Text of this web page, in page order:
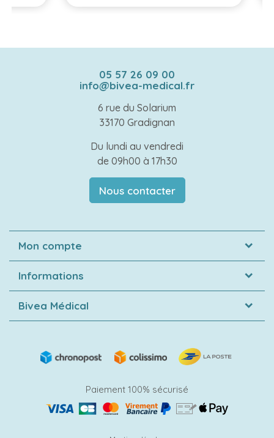
05 57 26 09 00
info@bivea-medical.fr
6 rue du Solarium
33170 Gradignan
Du lundi au vendredi
de 09h00 à 17h30
Nous contacter
Mon compte
Informations
Bivea Médical
Paiement 100% sécurisé